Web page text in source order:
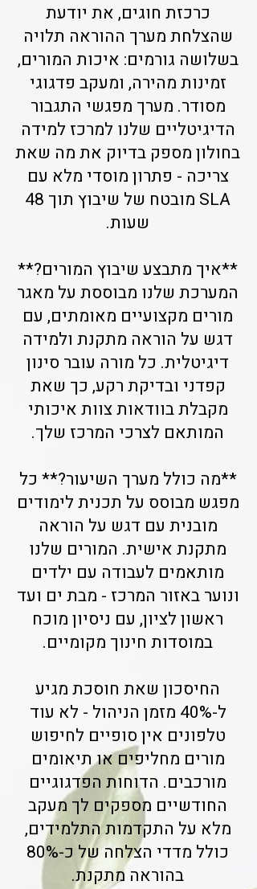
כרכזת חוגים, את יודעת
שהצלחת מערך ההוראה תלויה
בשלושה גורמים: איכות המורים,
זמינות מהירה, ומעקב פדגוגי
מסודר. מערך מפגשי התגבור
הדיגיטליים שלנו למרכז למידה
בחולון מספק בדיוק את מה שאת
צריכה - פתרון מוסדי מלא עם
SLA מובטח של שיבוץ תוך 48
שעות.
**איך מתבצע שיבוץ המורים?**
המערכת שלנו מבוססת על מאגר
מורים מקצועיים מאומתים, עם
דגש על הוראה מתקנת ולמידה
דיגיטלית. כל מורה עובר סינון
קפדני ובדיקת רקע, כך שאת
מקבלת בוודאות צוות איכותי
המותאם לצרכי המרכז שלך.
**מה כולל מערך השיעור?** כל
מפגש מבוסס על תכנית לימודים
מובנית עם דגש על הוראה
מתקנת אישית. המורים שלנו
מותאמים לעבודה עם ילדים
ונוער באזור המרכז - מבת ים ועד
ראשון לציון, עם ניסיון מוכח
במוסדות חינוך מקומיים.
החיסכון שאת חוסכת מגיע
ל-40% מזמן הניהול - לא עוד
טלפונים אין סופיים לחיפוש
מורים מחליפים או תיאומים
מורכבים. הדוחות הפדגוגיים
החודשיים מספקים לך מעקב
מלא על התקדמות התלמידים,
כולל מדדי הצלחה של כ-80%
בהוראה מתקנת.